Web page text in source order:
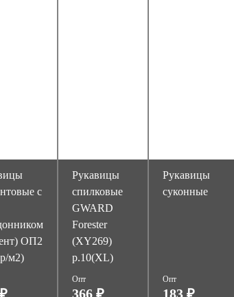
с
ОП2
м2)
Рукавицы
спилковые
GWARD
Forester
(XY269)
р.10(XL)
Опт
366 ₽
Рукавицы
суконные
Опт
183 ₽